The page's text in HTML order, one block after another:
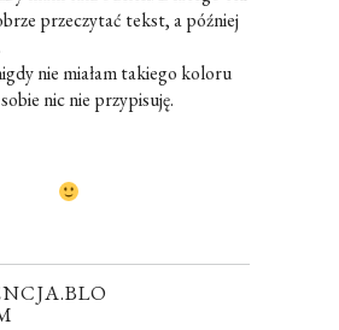
przeczytać tekst, a później
nie miałam takiego koloru
nic nie przypisuję.